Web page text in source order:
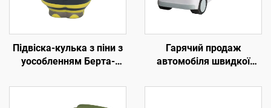
Підвіска-кулька з піни з
уособленням Берта-
кулька-антістрес
Гарячий продаж
автомобіля швидкої
стресового м'яча,